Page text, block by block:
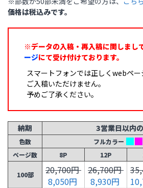
価格は税込みです。
※データの入稿・再入稿に関しまし
ージにて受け付けております。
スマートフォンでは正しくwebペー
ご入稿いただけません。
予めご了承ください。
納期 3営業日以内
色数
フルカラー
ページ数
8P 12P
100部
20,700円
8,050円
26,700円
8,930円